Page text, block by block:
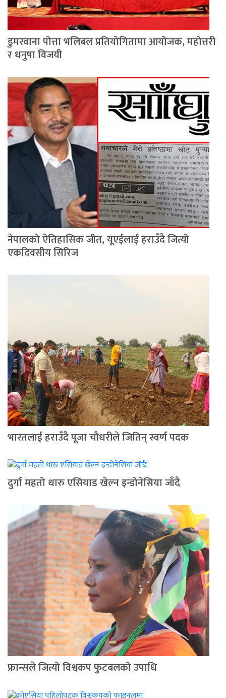
डुमरवाना पोत्ता भलिबल प्रतियोगितामा आयोजक, महोत्तरी
र धनुषा विजयी
नेपालको ऐतिहासिक जीत, यूएईलाई हराउँदै जित्यो
एकदिवसीय सिरिज
भारतलाई हराउँदै पूजा चौधरीले जितिन् स्वर्ण पदक
दुर्गा महतो थारु एसियाड खेल्न इन्डोनेसिया जाँदै
फ्रान्सले जित्यो विश्वकप फुटबलको उपाधि